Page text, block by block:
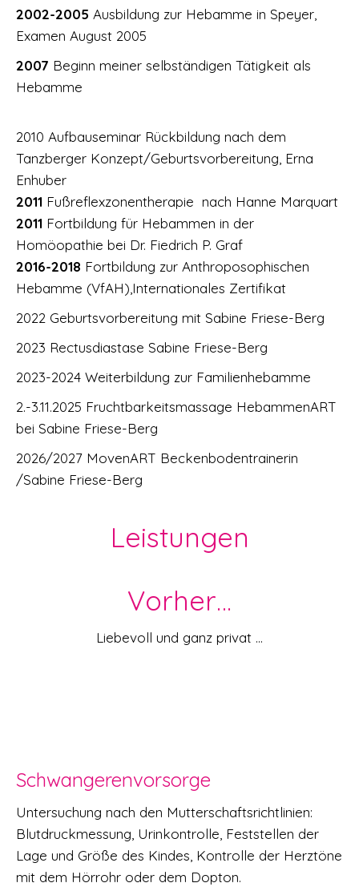
2002-2005 Ausbildung zur Hebamme in Speyer,
Examen August 2005
2007 Beginn meiner selbständigen Tätigkeit als
Hebamme
2010 Aufbauseminar Rückbildung nach dem
Tanzberger Konzept/Geburtsvorbereitung, Erna
Enhuber
2011 Fußreflexzonentherapie nach Hanne Marquart
2011 Fortbildung für Hebammen in der
Homöopathie bei Dr. Fiedrich P. Graf
2016-2018 Fortbildung zur Anthroposophischen
Hebamme (VfAH),Internationales Zertifikat
2022 Geburtsvorbereitung mit Sabine Friese-Berg
2023 Rectusdiastase Sabine Friese-Berg
2023-2024 Weiterbildung zur Familienhebamme
2.-3.11.2025 Fruchtbarkeitsmassage HebammenART
bei Sabine Friese-Berg
2026/2027 MovenART Beckenbodentrainerin
/Sabine Friese-Berg
Leistungen
Vorher…
Liebevoll und ganz privat …
Schwangerenvorsorge
Untersuchung nach den Mutterschaftsrichtlinien:
Blutdruckmessung, Urinkontrolle, Feststellen der
Lage und Größe des Kindes, Kontrolle der Herztöne
mit dem Hörrohr oder dem Dopton.